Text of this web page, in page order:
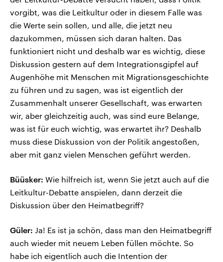
vorgibt, was die Leitkultur oder in diesem Falle was
die Werte sein sollen, und alle, die jetzt neu
dazukommen, müssen sich daran halten. Das
funktioniert nicht und deshalb war es wichtig, diese
Diskussion gestern auf dem Integrationsgipfel auf
Augenhöhe mit Menschen mit Migrationsgeschichte
zu führen und zu sagen, was ist eigentlich der
Zusammenhalt unserer Gesellschaft, was erwarten
wir, aber gleichzeitig auch, was sind eure Belange,
was ist für euch wichtig, was erwartet ihr? Deshalb
muss diese Diskussion von der Politik angestoßen,
aber mit ganz vielen Menschen geführt werden.
Büüsker: Wie hilfreich ist, wenn Sie jetzt auch auf die
Leitkultur-Debatte anspielen, dann derzeit die
Diskussion über den Heimatbegriff?
Güler: Ja! Es ist ja schön, dass man den Heimatbegriff
auch wieder mit neuem Leben füllen möchte. So
habe ich eigentlich auch die Intention der